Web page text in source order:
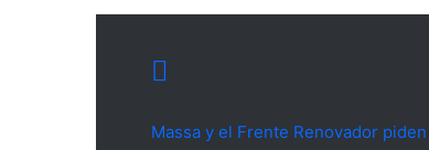
Massa y el Frente Renovador